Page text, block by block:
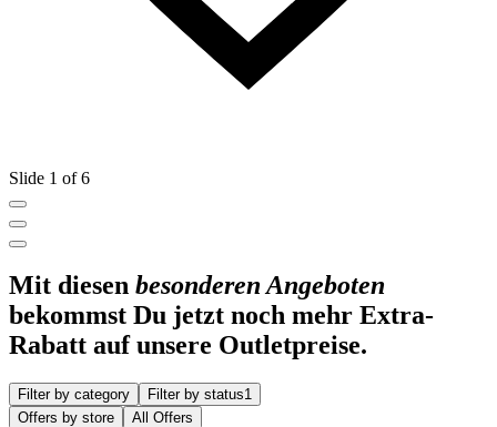
Slide 1 of 6
Mit diesen besonderen Angeboten
bekommst Du jetzt noch mehr Extra-
Rabatt auf unsere Outletpreise.
Filter by category Filter by status1
Offers by store
All Offers